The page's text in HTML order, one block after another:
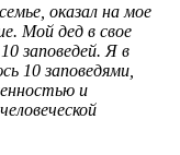
оказал на мое
Мой дед в свое
заповедей. Я в
10 заповедями,
и